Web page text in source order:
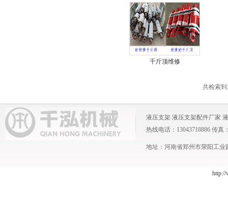
千斤顶维修
共检索到
液压支架 液压支架配件厂家
热线电话：13043718886 传真
地址：河南省郑州市荥阳工业
http://